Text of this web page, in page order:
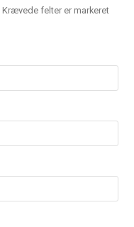
Krævede felter er markeret